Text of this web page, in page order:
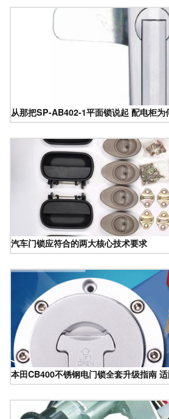
从那把SP-AB402-1平面锁说起 配电柜为
汽车门锁应符合的两大核心技术要求
本田CB400不锈钢电门锁全套升级指南